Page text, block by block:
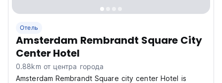
Отель
Amsterdam Rembrandt Square City
Center Hotel
0.88km от центра города
Amsterdam Rembrandt Square city center Hotel is